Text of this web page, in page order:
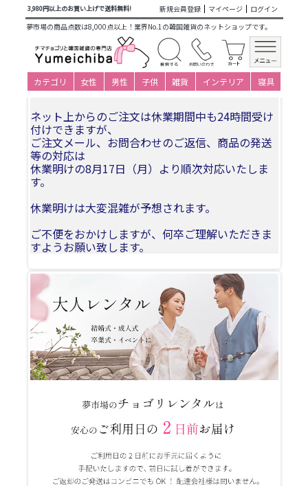
3,980円以上のお買い上げで送料無料! 新規会員登録 マイページ
ログイン
夢市場の商品点数は8,000点以上！業界No.1の韓国雑貨のネットショップです。
カテゴリ 女性 男性 子供 雑貨 インテリア 寝具
商品カテゴリ一覧> 仕立て済み衣装(大人用レンタル)
夏季休業についてお知らせ
誠に勝手ながら、2026年8月11日(火)〜2026年8月
16日（日）まで休業期間とさせていただきます。
ネット上からのご注文は休業期間中も24時間受け
付けできますが、
ご注文メール、お問合わせのご返信、商品の発送
等の対応は
休業明けの8月17日（月）より順次対応いたしま
す。
休業明けは大変混雑が予想されます。
ご不便をおかけしますが、何卒ご理解いただきま
すようお願い致します。